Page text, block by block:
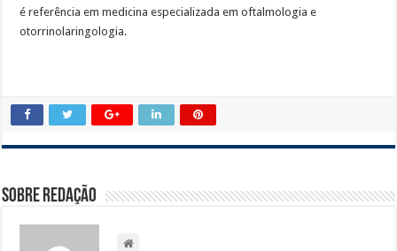
é referência em medicina especializada em oftalmologia e
otorrinolaringologia.
Sobre Redação